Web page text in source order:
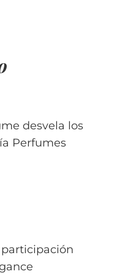
desvela los
Perfumes